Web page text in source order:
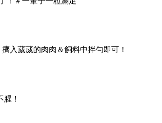
入葳葳的肉肉＆飼料中拌勻即可！
！